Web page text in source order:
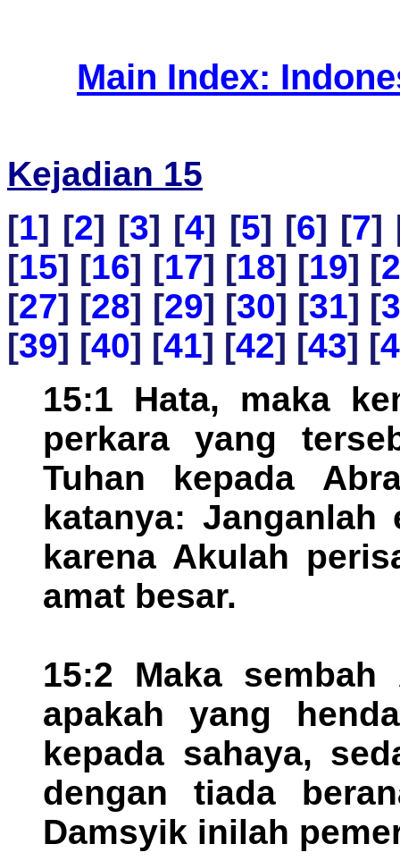
Main Index:
Kejadian 15
[1] [2] [3] [4] [5] [6] [7]
[15] [16] [17] [18] [19] [
[27] [28] [29] [30] [31] [
[39] [40] [41] [42] [43] [
15:1 Hata, maka
perkara yang
Tuhan kepada
katanya:
karena Akulah
amat besar.
15:2 Maka
apakah yang
kepada sahaya,
dengan tiada
Damsyik inilah